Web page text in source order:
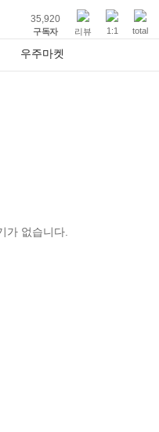
우주마켓
35,920
구독자 리뷰 1:1 total
가 없습니다.